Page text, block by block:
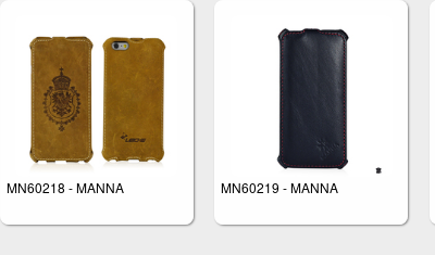
MN60218 - MANNA MN60219 - MANNA